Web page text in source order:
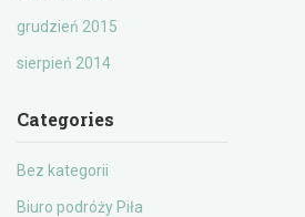
grudzień 2015
sierpień 2014
Categories
Bez kategorii
Biuro podróży Piła